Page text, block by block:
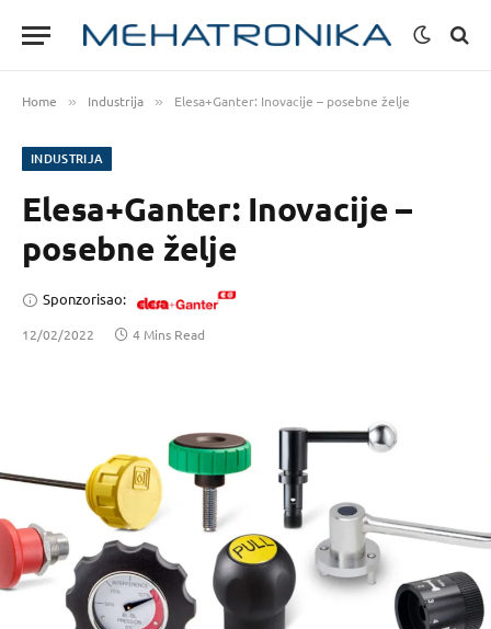
Home » Industrija » Elesa+Ganter: Inovacije – posebne želje
INDUSTRIJA
Elesa+Ganter: Inovacije –
posebne želje
Sponzorisao:
12/02/2022 4 Mins Read